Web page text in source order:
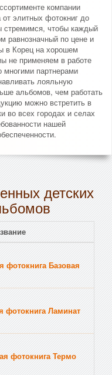
компании
элитных фотокниг до
чтобы каждый
равнозначный по цене и
в Корец на хорошем
не применяем в работе
многими партнерами
лояльную
альбомов, чем работать
можно встретить в
во всех городах и селах
нашей
детских
фотокнига Базовая
фотокнига Ламинат
фотокнига Термо